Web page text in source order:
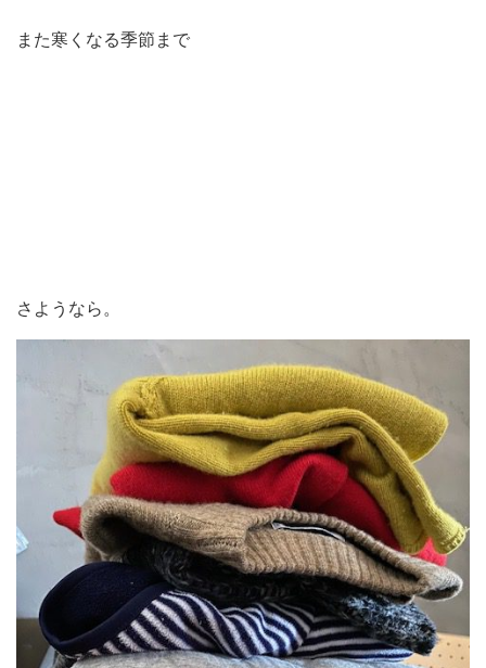
また寒くなる季節まで
さようなら。